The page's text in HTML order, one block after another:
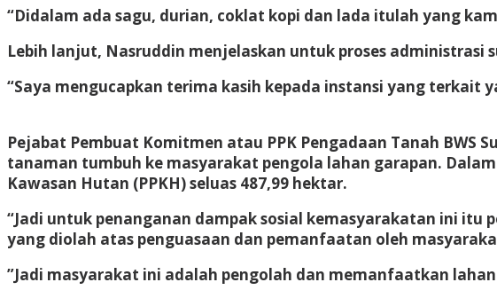
“Didalam ada sagu, durian, coklat kopi dan lada itulah yang
Lebih lanjut, Nasruddin menjelaskan untuk proses administrasi
“Saya mengucapkan terima kasih kepada instansi yang terkait
Pejabat Pembuat Komitmen atau PPK Pengadaan Tanah BWS
tanaman tumbuh ke masyarakat pengola lahan garapan.
Kawasan Hutan (PPKH) seluas 487,99 hektar.
“Jadi untuk penanganan dampak sosial kemasyarakatan ini
yang diolah atas penguasaan dan pemanfaatan oleh
”Jadi masyarakat ini adalah pengolah dan memanfaatkan